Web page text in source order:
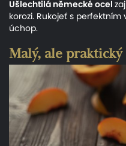
Ušlechtilá německé ocel
korozi. Rukojeť s
úchop.
Malý, ale praktický